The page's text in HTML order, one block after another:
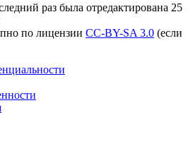
раз была отредактирована 25
по лицензии CC-BY-SA 3.0 (если